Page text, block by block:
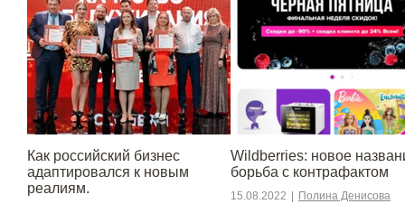
​​Как российский бизнес
адаптировался к новым
реалиям.
Wildberries: новое
борьба с контрафактом
15.08.2022 Полина Денисова